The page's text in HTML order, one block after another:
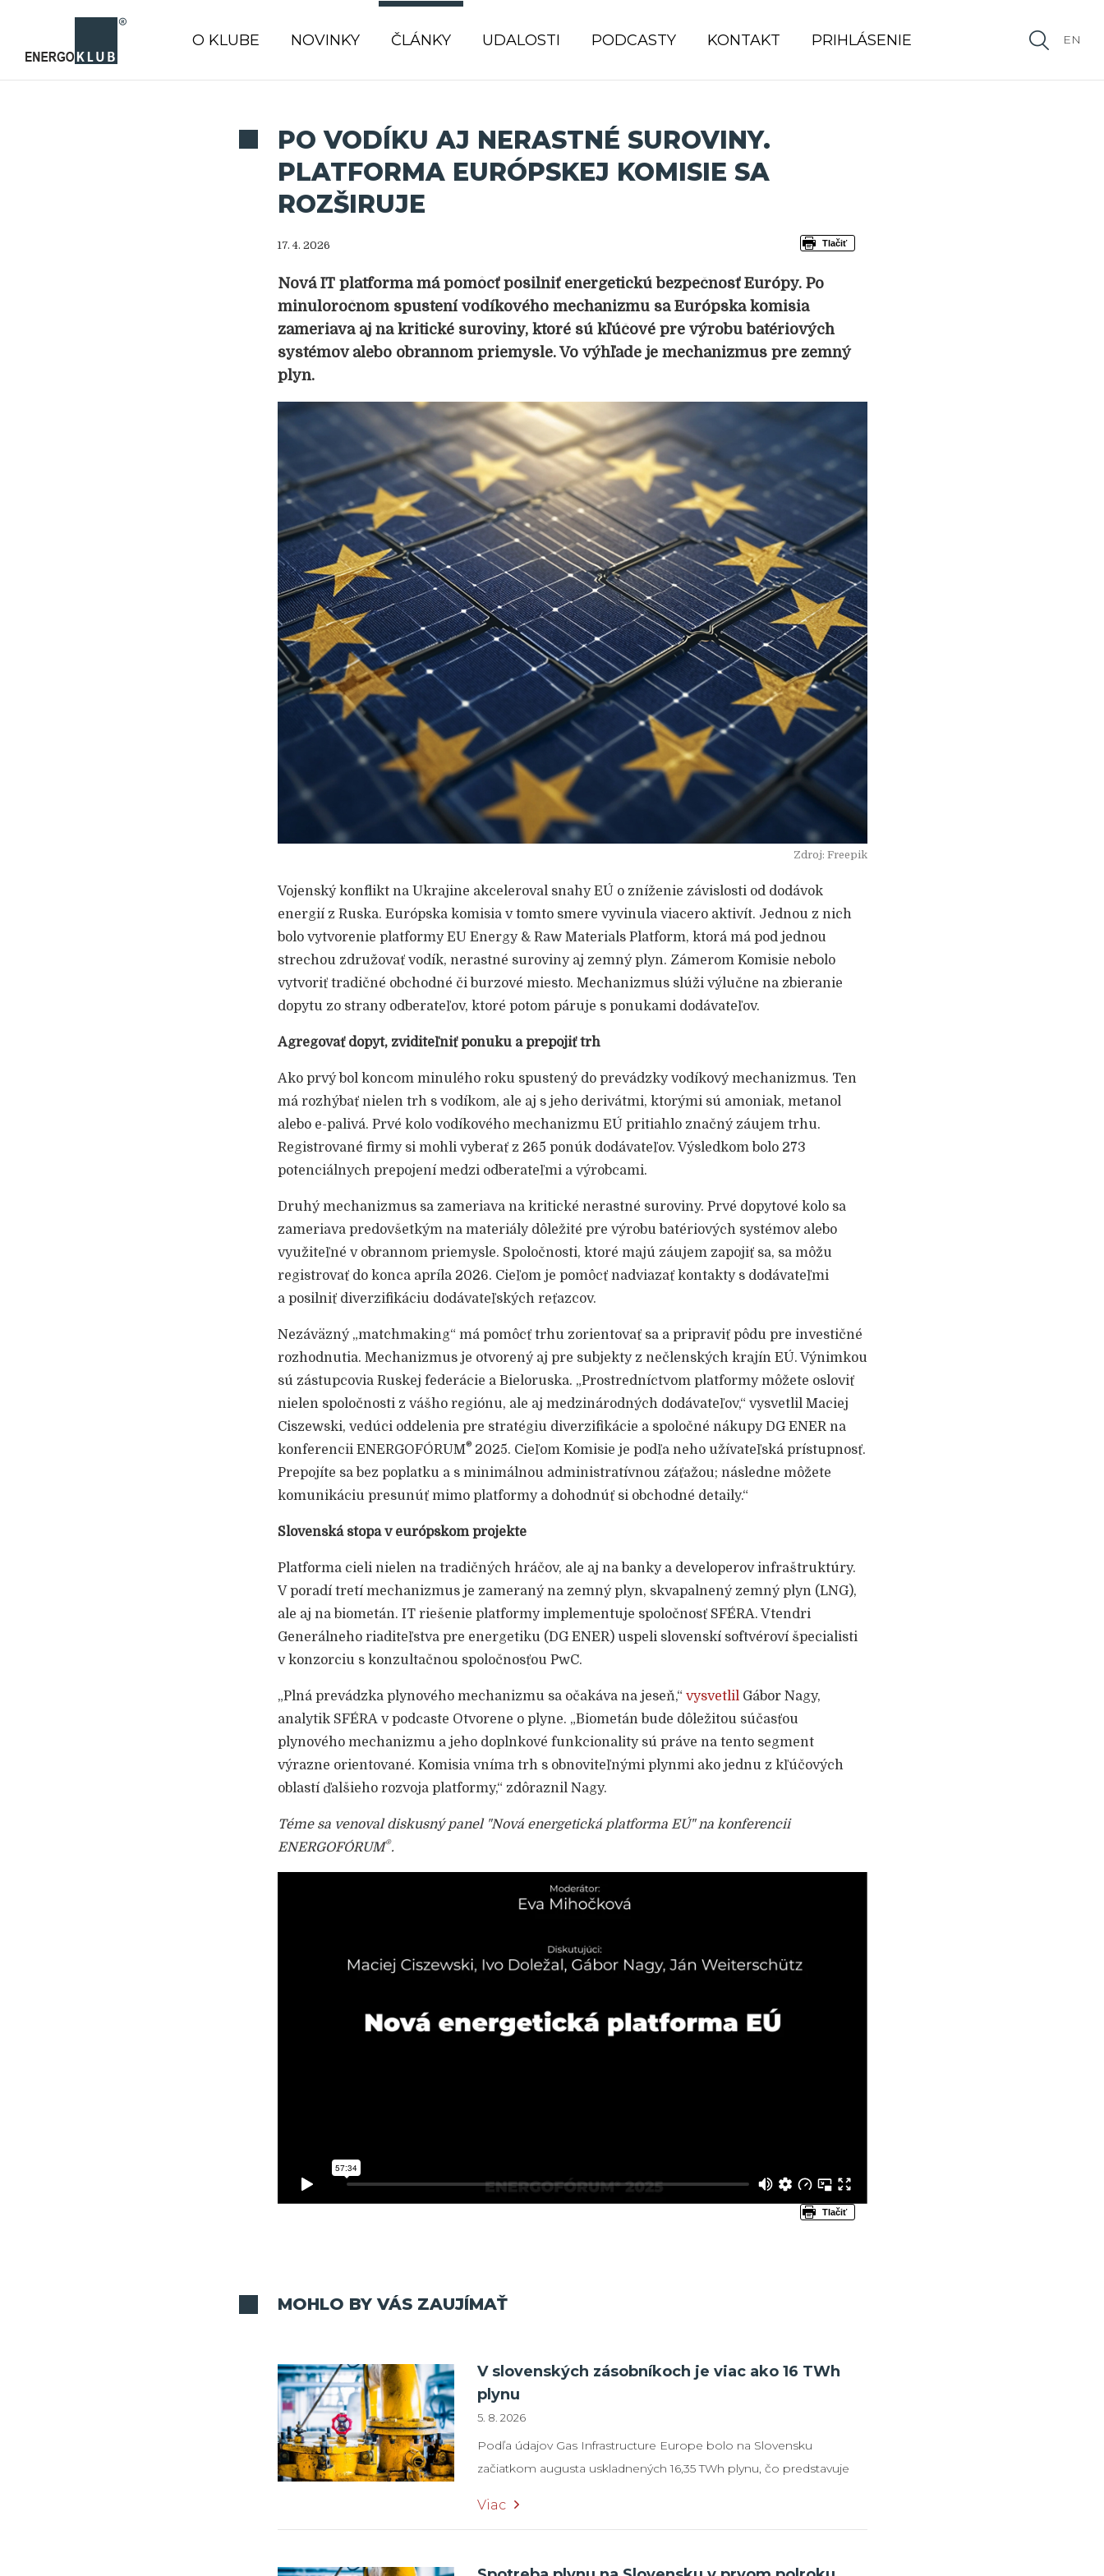
O KLUBE NOVINKY ČLÁNKY UDALOSTI PODCASTY KONTAKT PRIHLÁSENIE EN
PO VODÍKU AJ NERASTNÉ SUROVINY.
PLATFORMA EURÓPSKEJ KOMISIE SA
ROZŠIRUJE
Tlačiť
17. 4. 2026
Nová IT platforma má pomôcť posilniť energetickú bezpečnosť Európy. Po
minuloročnom spustení vodíkového mechanizmu sa Európska komisia
zameriava aj na kritické suroviny, ktoré sú kľúčové pre výrobu batériových
systémov alebo obrannom priemysle. Vo výhľade je mechanizmus pre zemný
plyn.
Zdroj: Freepik
Vojenský konflikt na Ukrajine akceleroval snahy EÚ o zníženie závislosti od dodávok
energií z Ruska. Európska komisia v tomto smere vyvinula viacero aktivít. Jednou z nich
bolo vytvorenie platformy EU Energy & Raw Materials Platform, ktorá má pod jednou
strechou združovať vodík, nerastné suroviny aj zemný plyn. Zámerom Komisie nebolo
vytvoriť tradičné obchodné či burzové miesto. Mechanizmus slúži výlučne na zbieranie
dopytu zo strany odberateľov, ktoré potom páruje s ponukami dodávateľov.
Agregovať dopyt, zviditeľniť ponuku a prepojiť trh
Ako prvý bol koncom minulého roku spustený do prevádzky vodíkový mechanizmus. Ten
má rozhýbať nielen trh s vodíkom, ale aj s jeho derivátmi, ktorými sú amoniak, metanol
alebo e-palivá. Prvé kolo vodíkového mechanizmu EÚ pritiahlo značný záujem trhu.
Registrované firmy si mohli vyberať z 265 ponúk dodávateľov. Výsledkom bolo 273
potenciálnych prepojení medzi odberateľmi a výrobcami.
Druhý mechanizmus sa zameriava na kritické nerastné suroviny. Prvé dopytové kolo sa
zameriava predovšetkým na materiály dôležité pre výrobu batériových systémov alebo
využiteľné v obrannom priemysle. Spoločnosti, ktoré majú záujem zapojiť sa, sa môžu
registrovať do konca apríla 2026. Cieľom je pomôcť nadviazať kontakty s dodávateľmi
a posilniť diverzifikáciu dodávateľských reťazcov.
Nezáväzný „matchmaking“ má pomôcť trhu zorientovať sa a pripraviť pôdu pre investičné
rozhodnutia. Mechanizmus je otvorený aj pre subjekty z nečlenských krajín EÚ. Výnimkou
sú zástupcovia Ruskej federácie a Bieloruska. „Prostredníctvom platformy môžete osloviť
nielen spoločnosti z vášho regiónu, ale aj medzinárodných dodávateľov,“ vysvetlil Maciej
Ciszewski, vedúci oddelenia pre stratégiu diverzifikácie a spoločné nákupy DG ENER na
konferencii ENERGOFÓRUM® 2025. Cieľom Komisie je podľa neho užívateľská prístupnosť.
Prepojíte sa bez poplatku a s minimálnou administratívnou záťažou; následne môžete
komunikáciu presunúť mimo platformy a dohodnúť si obchodné detaily.“
Slovenská stopa v európskom projekte
Platforma cieli nielen na tradičných hráčov, ale aj na banky a developerov infraštruktúry.
V poradí tretí mechanizmus je zameraný na zemný plyn, skvapalnený zemný plyn (LNG),
ale aj na biometán. IT riešenie platformy implementuje spoločnosť SFÉRA. V tendri
Generálneho riaditeľstva pre energetiku (DG ENER) uspeli slovenskí softvéroví špecialisti
v konzorciu s konzultačnou spoločnosťou PwC.
„Plná prevádzka plynového mechanizmu sa očakáva na jeseň,“ vysvetlil Gábor Nagy,
analytik SFÉRA v podcaste Otvorene o plyne. „Biometán bude dôležitou súčasťou
plynového mechanizmu a jeho doplnkové funkcionality sú práve na tento segment
výrazne orientované. Komisia vníma trh s obnoviteľnými plynmi ako jednu z kľúčových
oblastí ďalšieho rozvoja platformy,“ zdôraznil Nagy.
Téme sa venoval diskusný panel "Nová energetická platforma EÚ" na konferencii
ENERGOFÓRUM®.
Tlačiť
MOHLO BY VÁS ZAUJÍMAŤ
V slovenských zásobníkoch je viac ako 16 TWh
plynu
5. 8. 2026
Podľa údajov Gas Infrastructure Europe bolo na Slovensku
začiatkom augusta uskladnených 16,35 TWh plynu, čo predstavuje
TWh plynu v zásobníku spoločnosti SPP Storage v susednom
Viac